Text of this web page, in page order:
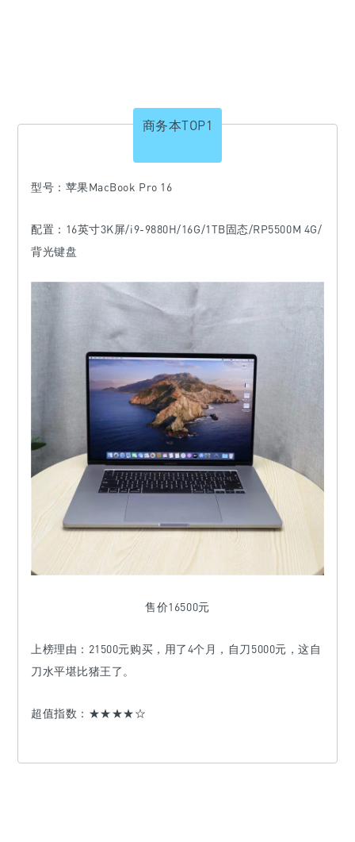
商务本TOP1
型号：苹果MacBook Pro 16
配置：16英寸3K屏/i9-9880H/16G/1TB固态/RP5500M 4G/
背光键盘
售价16500元
上榜理由： 21500元购买，用了4个月，自刀5000元，这自
刀水平堪比猪王了。
超值指数： ★★★★☆